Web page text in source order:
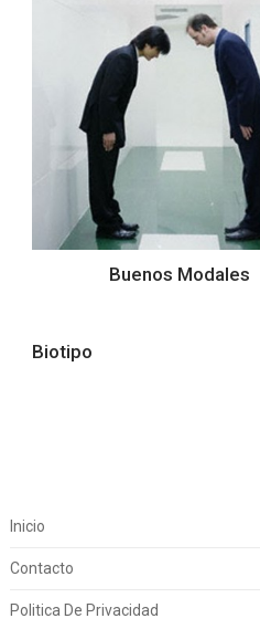
Buenos Modales
Biotipo
Inicio
Contacto
Politica De Privacidad